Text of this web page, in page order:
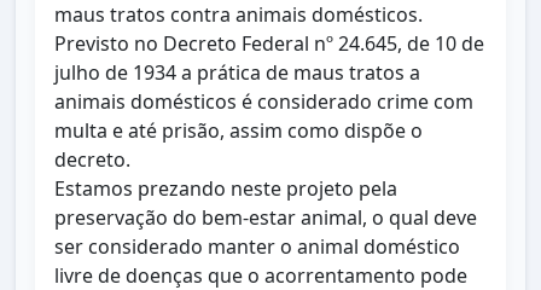
maus tratos contra animais domésticos.
Previsto no Decreto Federal nº 24.645, de 10 de
julho de 1934 a prática de maus tratos a
animais domésticos é considerado crime com
multa e até prisão, assim como dispõe o
decreto.
Estamos prezando neste projeto pela
preservação do bem-estar animal, o qual deve
ser considerado manter o animal doméstico
livre de doenças que o acorrentamento pode